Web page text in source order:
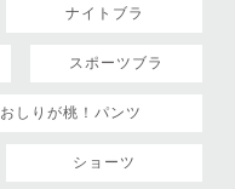
ナイトブラ
スポーツブラ
おしりが桃！パンツ
ショーツ